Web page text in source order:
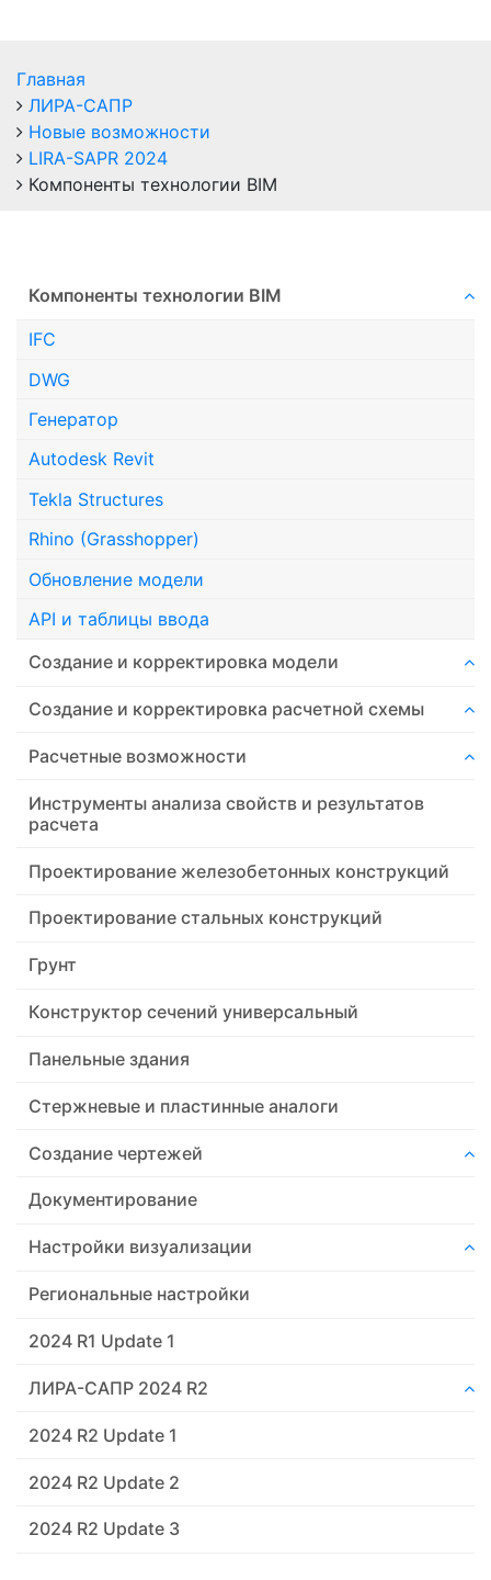
Главная
ЛИРА-САПР
Новые возможности
LIRA-SAPR 2024
Компоненты технологии ВIM
Компоненты технологии ВIM
IFC
DWG
Генератор
Autodesk Revit
Tekla Structures
Rhino (Grasshopper)
Обновление модели
API и таблицы ввода
Создание и корректировка модели
Создание и корректировка расчетной схемы
Расчетные возможности
Инструменты анализа свойств и результатов
расчета
Проектирование железобетонных конструкций
Проектирование стальных конструкций
Грунт
Конструктор сечений универсальный
Панельные здания
Стержневые и пластинные аналоги
Создание чертежей
Документирование
Настройки визуализации
Региональные настройки
2024 R1 Update 1
ЛИРА-САПР 2024 R2
2024 R2 Update 1
2024 R2 Update 2
2024 R2 Update 3